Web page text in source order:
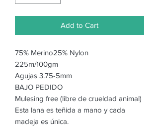
Add to Cart
75% Merino25% Nylon
225m/100gm
Agujas 3.75-5mm
BAJO PEDIDO
Mulesing free (libre de crueldad animal)
Esta lana es teñida a mano y cada
madeja es única.